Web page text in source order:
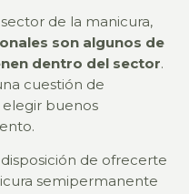
de la manicura,
son algunos de
dentro del sector.
cuestión de
buenos
de ofrecerte
semipermanente